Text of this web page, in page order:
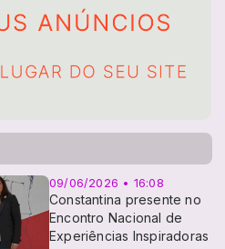
09/06/2026 • 16:08
Constantina presente no
Encontro Nacional de
Experiências Inspiradoras